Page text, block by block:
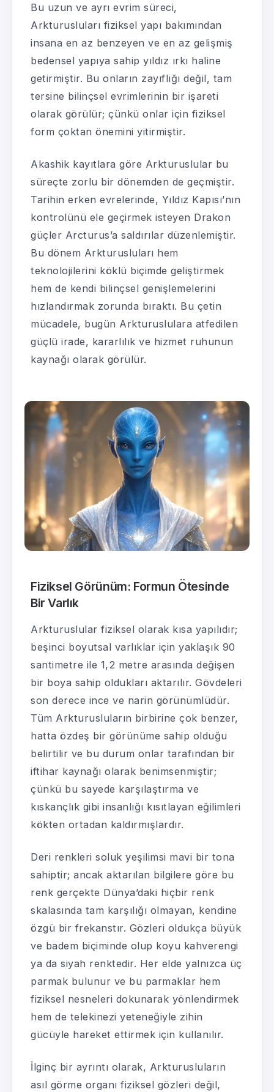
Bu uzun ve ayrı evrim süreci,
Arkturusluları fiziksel yapı bakımından
insana en az benzeyen ve en az gelişmiş
bedensel yapıya sahip yıldız ırkı haline
getirmiştir. Bu onların zayıflığı değil, tam
tersine bilinçsel evrimlerinin bir işareti
olarak görülür; çünkü onlar için fiziksel
form çoktan önemini yitirmiştir.
Akashik kayıtlara göre Arkturuslular bu
süreçte zorlu bir dönemden de geçmiştir.
Tarihin erken evrelerinde, Yıldız Kapısı’nın
kontrolünü ele geçirmek isteyen Drakon
güçler Arcturus’a saldırılar düzenlemiştir.
Bu dönem Arkturusluları hem
teknolojilerini köklü biçimde geliştirmek
hem de kendi bilinçsel genişlemelerini
hızlandırmak zorunda bıraktı. Bu çetin
mücadele, bugün Arkturuslulara atfedilen
güçlü irade, kararlılık ve hizmet ruhunun
kaynağı olarak görülür.
Fiziksel Görünüm: Formun Ötesinde
Bir Varlık
Arkturuslular fiziksel olarak kısa yapılıdır;
beşinci boyutsal varlıklar için yaklaşık 90
santimetre ile 1,2 metre arasında değişen
bir boya sahip oldukları aktarılır. Gövdeleri
son derece ince ve narin görünümlüdür.
Tüm Arkturusluların birbirine çok benzer,
hatta özdeş bir görünüme sahip olduğu
belirtilir ve bu durum onlar tarafından bir
iftihar kaynağı olarak benimsenmiştir;
çünkü bu sayede karşılaştırma ve
kıskançlık gibi insanlığı kısıtlayan eğilimleri
kökten ortadan kaldırmışlardır.
Deri renkleri soluk yeşilimsi mavi bir tona
sahiptir; ancak aktarılan bilgilere göre bu
renk gerçekte Dünya’daki hiçbir renk
skalasında tam karşılığı olmayan, kendine
özgü bir frekanstır. Gözleri oldukça büyük
ve badem biçiminde olup koyu kahverengi
ya da siyah renktedir. Her elde yalnızca üç
parmak bulunur ve bu parmaklar hem
fiziksel nesneleri dokunarak yönlendirmek
hem de telekinezi yeteneğiyle zihin
gücüyle hareket ettirmek için kullanılır.
İlginç bir ayrıntı olarak, Arkturusluların
asıl görme organı fiziksel gözleri değil,